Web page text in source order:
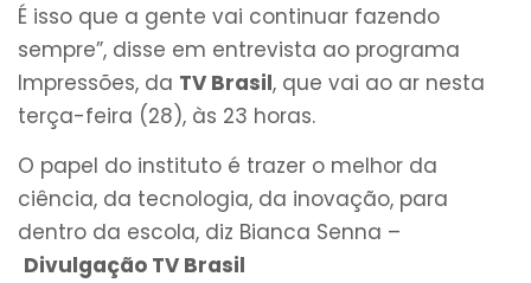
É isso que a gente vai continuar fazendo
sempre”, disse em entrevista ao programa
Impressões, da TV Brasil, que vai ao ar nesta
terça-feira (28), às 23 horas.
O papel do instituto é trazer o melhor da
ciência, da tecnologia, da inovação, para
dentro da escola, diz Bianca Senna –
Divulgação TV Brasil